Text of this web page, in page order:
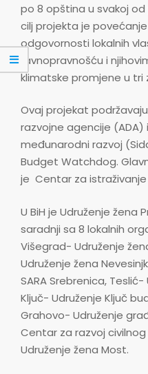
po 8 opština u svakoj
cilj projekta je
odgovornosti lokalnih
ravnopravnošću i
klimatske promjene u tri
Ovaj projekat
razvojne agencije (ADA)
međunarodni razvoj
Budget Watchdog.
je Centar za istraživanje
U BiH je Udruženje žena
saradnji sa 8 lokalnih
Višegrad- Udruženje
Udruženje žena
SARA Srebrenica, Teslić-
Ključ- Udruženje Ključ
Grahovo- Udruženje
Centar za razvoj
Udruženje žena Most.